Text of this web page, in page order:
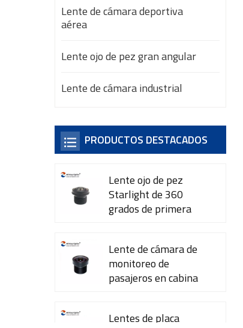
Lente de cámara deportiva
aérea
Lente ojo de pez gran angular
Lente de cámara industrial
PRODUCTOS DESTACADOS
Lente ojo de pez
Starlight de 360 ​​
grados de primera
Lente de cámara de
monitoreo de
pasajeros en cabina
Lentes de placa